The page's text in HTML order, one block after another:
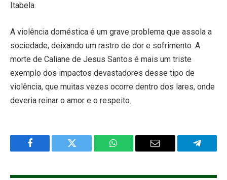
Itabela.
A violência doméstica é um grave problema que assola a
sociedade, deixando um rastro de dor e sofrimento. A
morte de Caliane de Jesus Santos é mais um triste
exemplo dos impactos devastadores desse tipo de
violência, que muitas vezes ocorre dentro dos lares, onde
deveria reinar o amor e o respeito.
Facebook Twitter WhatsApp Email